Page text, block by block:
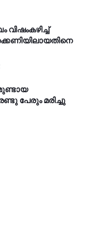
വിഷംകഴിച്ച്‌
പേരും മരിച്ചു